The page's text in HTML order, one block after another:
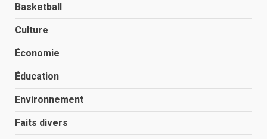
Basketball
Culture
Économie
Éducation
Environnement
Faits divers